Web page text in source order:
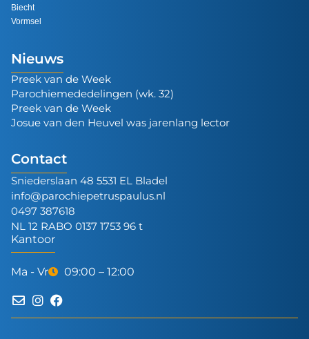
Biecht
Vormsel
Nieuws
Preek van de Week
Parochiemededelingen (wk. 32)
Preek van de Week
Josue van den Heuvel was jarenlang lector
Contact
Sniederslaan 48 5531 EL Bladel
info@parochiepetruspaulus.nl
0497 387618
NL 12 RABO 0137 1753 96 t
Kantoor
Ma - Vr 09:00 – 12:00